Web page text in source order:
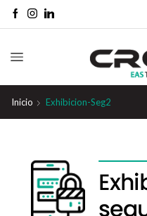
Inicio Exhibicion-Seg2